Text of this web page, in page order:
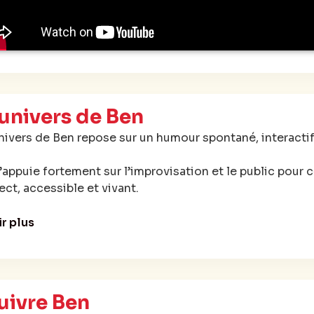
a beaucoup pleuvu” est son 3 ème spectacle seul-en-
de Ben
de Ben repose sur un humour spontané,
fortement sur l’improvisation et le public pour
accessible et vivant.
scène, il propose un stand-up où chaque
plus
Ben